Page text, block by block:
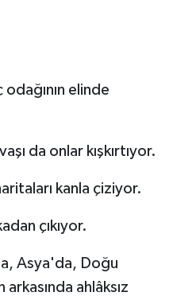
elinde
da onlar kışkırtıyor.
kanla çiziyor.
çıkıyor.
Asya'da, Doğu
ahlâksız